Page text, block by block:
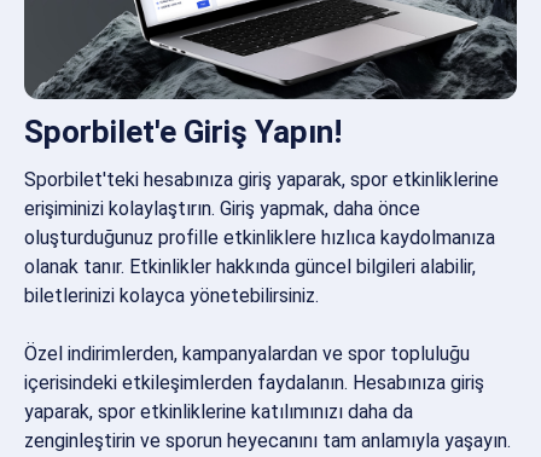
Sporbilet'e Giriş Yapın!
Sporbilet'teki hesabınıza giriş yaparak, spor etkinliklerine
erişiminizi kolaylaştırın. Giriş yapmak, daha önce
oluşturduğunuz profille etkinliklere hızlıca kaydolmanıza
olanak tanır. Etkinlikler hakkında güncel bilgileri alabilir,
biletlerinizi kolayca yönetebilirsiniz.
Özel indirimlerden, kampanyalardan ve spor topluluğu
içerisindeki etkileşimlerden faydalanın. Hesabınıza giriş
yaparak, spor etkinliklerine katılımınızı daha da
zenginleştirin ve sporun heyecanını tam anlamıyla yaşayın.